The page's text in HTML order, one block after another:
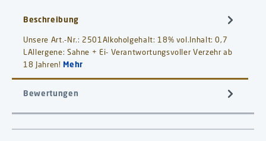
Beschreibung
Unsere Art.-Nr.: 2501Alkoholgehalt: 18% vol.Inhalt: 0,7
LAllergene: Sahne + Ei- Verantwortungsvoller Verzehr ab
18 Jahren! Mehr
Bewertungen